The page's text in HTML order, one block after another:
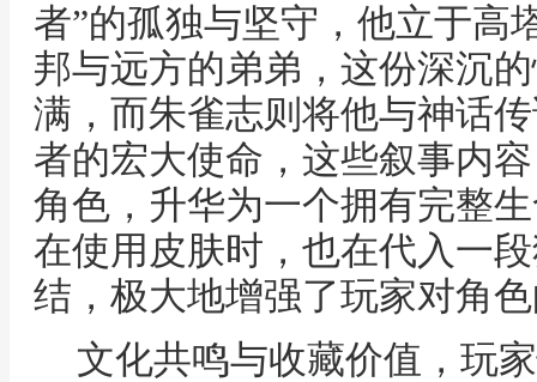
者”的孤独与坚守，他立于高
邦与远方的弟弟，这份深沉
满，而朱雀志则将他与神话
者的宏大使命，这些叙事内
角色，升华为一个拥有完整
在使用皮肤时，也在代入一
结，极大地增强了玩家对角
文化共鸣与收藏价值，玩